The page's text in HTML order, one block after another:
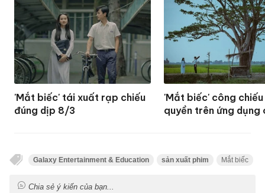
'Mắt biếc' tái xuất rạp chiếu
đúng dịp 8/3
'Mắt biếc' công
quyền trên ứng dụng
Galaxy Entertainment & Education sản xuất phim Mắt biếc
Chia sẻ ý kiến của bạn...